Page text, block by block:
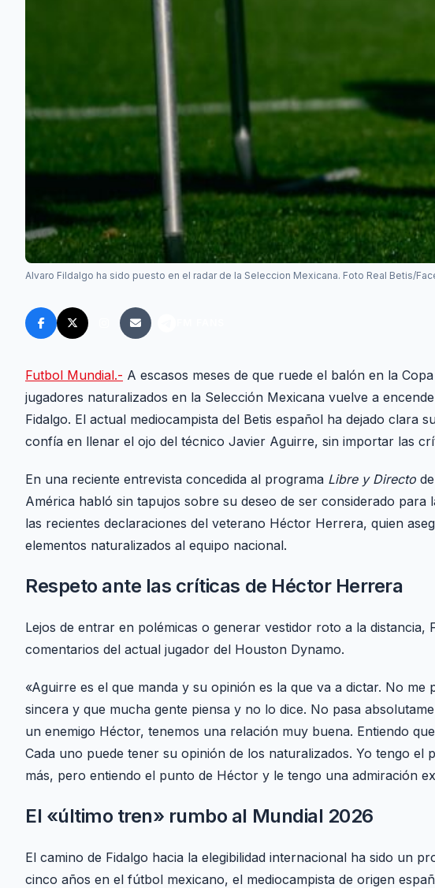
Alvaro Fildalgo ha sido puesto en el radar de la Seleccion Mexicana. Foto Real Betis/
Futbol Mundial.- A escasos meses de que ruede el balón en la
jugadores naturalizados en la Selección Mexicana vuelve a
Fidalgo. El actual mediocampista del Betis español ha dejado clara
confía en llenar el ojo del técnico Javier Aguirre, sin importar las
En una reciente entrevista concedida al programa Libre y Directo
América habló sin tapujos sobre su deseo de ser considerado para
las recientes declaraciones del veterano Héctor Herrera, quien
elementos naturalizados al equipo nacional.
Respeto ante las críticas de Héctor Herrera
Lejos de entrar en polémicas o generar vestidor roto a la
comentarios del actual jugador del Houston Dynamo.
«Aguirre es el que manda y su opinión es la que va a dictar. No
sincera y que mucha gente piensa y no lo dice. No pasa
un enemigo Héctor, tenemos una relación muy buena. Entiendo
Cada uno puede tener su opinión de los naturalizados. Yo tengo el
más, pero entiendo el punto de Héctor y le tengo una admiración
El «último tren» rumbo al Mundial 2026
El camino de Fidalgo hacia la elegibilidad internacional ha sido un
cinco años en el fútbol mexicano, el mediocampista de origen